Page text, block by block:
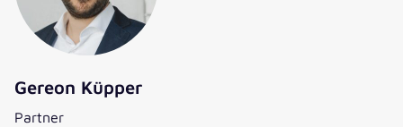
Gereon Küpper
Partner